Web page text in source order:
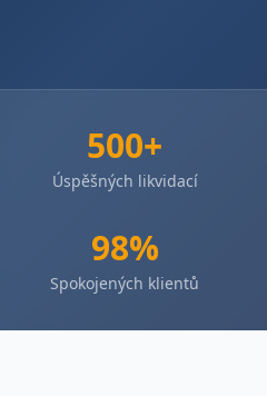
500+
Úspěšných likvidací
98%
Spokojených klientů